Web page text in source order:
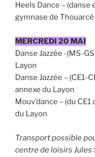
Heels Dance –
gymnase de
MERCREDI 20 MAI
Danse Jazzée -(MS-
Layon
Danse Jazzée – (CE1-
annexe du Layon
Mouv’dance – (du
du Layon
Transport possible
centre de loisirs Jules